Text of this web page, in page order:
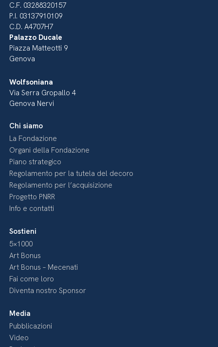
C.F. 03288320157
P.I. 03137910109
C.D. A4707H7
Palazzo Ducale
Piazza Matteotti 9
Genova
Wolfsoniana
Via Serra Gropallo 4
Genova Nervi
Chi siamo
La Fondazione
Organi della Fondazione
Piano strategico
Regolamento per la tutela del decoro
Regolamento per l’acquisizione
Progetto PNRR
Info e contatti
Sostieni
5×1000
Art Bonus
Art Bonus – Mecenati
Fai come loro
Diventa nostro Sponsor
Media
Pubblicazioni
Video